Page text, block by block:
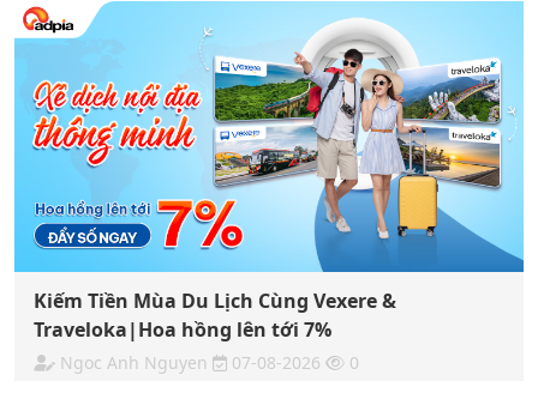
Kiếm Tiền Mùa Du Lịch Cùng Vexere &
Traveloka|Hoa hồng lên tới 7%
Ngoc Anh Nguyen 07-08-2026 0